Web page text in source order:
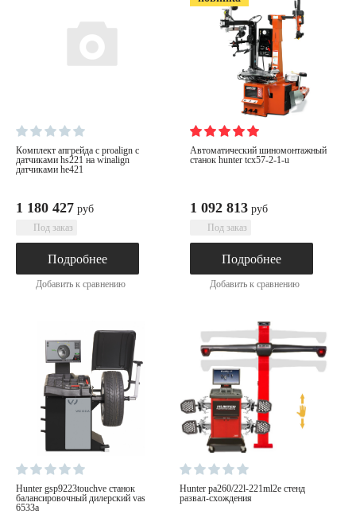
комплект апгрейда с proalign с
датчиками hs221 на winalign
датчиками he421
1 180 427 руб
Под заказ
Подробнее
Добавить к сравнению
автоматический шиномонтажный
станок hunter tcx57-2-1-u
1 092 813 руб
Под заказ
Подробнее
Добавить к сравнению
hunter gsp9223touchve станок
балансировочный дилерский vas
6533a
hunter pa260/22l-221ml2e стенд
развал-схождения